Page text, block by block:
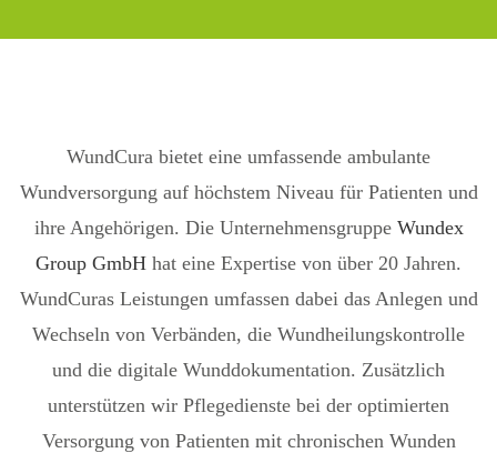
WundCura bietet eine umfassende ambulante
Wundversorgung auf höchstem Niveau für Patienten und
ihre Angehörigen. Die Unternehmensgruppe Wundex
Group GmbH hat eine Expertise von über 20 Jahren.
WundCuras Leistungen umfassen dabei das Anlegen und
Wechseln von Verbänden, die Wundheilungskontrolle
und die digitale Wunddokumentation. Zusätzlich
unterstützen wir Pflegedienste bei der optimierten
Versorgung von Patienten mit chronischen Wunden